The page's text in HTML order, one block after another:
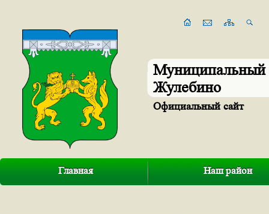
Муниципальный
Жулебино
Официальный сайт
Главная Наш район